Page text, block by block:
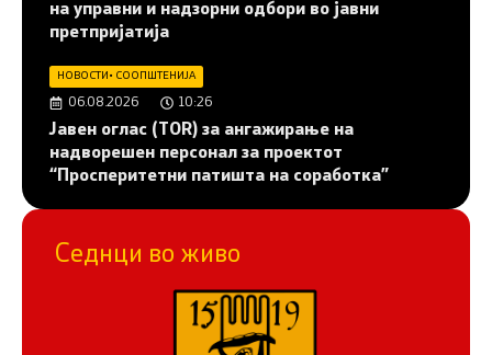
на управни и надзорни одбори во јавни
претпријатија
НОВОСТИ• СООПШТЕНИЈА
06.08.2026 10:26
Јавен оглас (ТОR) за ангажирање на
надворешен персонал за проектот
“Просперитетни патишта на соработка”
Седнци во живо